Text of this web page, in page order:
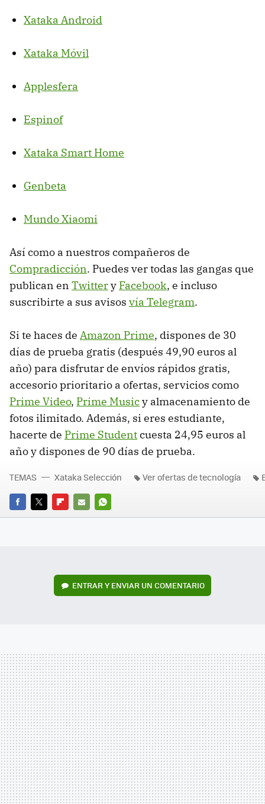
Xataka Android
Xataka Móvil
Applesfera
Espinof
Xataka Smart Home
Genbeta
Mundo Xiaomi
Así como a nuestros compañeros de
Compradicción. Puedes ver todas las gangas que
publican en Twittery Facebook, e incluso
suscribirte a sus avisos vía Telegram.
Si te haces de Amazon Prime, dispones de 30
días de prueba gratis (después 49,90 euros al
año) para disfrutar de envíos rápidos gratis,
accesorio prioritario a ofertas, servicios como
Prime Video, Prime Musicy almacenamiento de
fotos ilimitado. Además, si eres estudiante,
hacerte de Prime Studentcuesta 24,95 euros al
año y dispones de 90 días de prueba.
FACEBOOK
TWITTERFLIPBOARD
E-
WHATSAPP
TEMAS Xataka Selección Ver ofertas de tecnología
ENTRAR Y ENVIAR UN COMENTARIO